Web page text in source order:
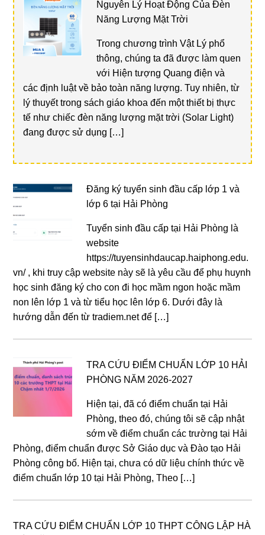
Nguyên Lý Hoạt Động Của Đèn
Năng Lượng Mặt Trời
Trong chương trình Vật Lý phổ
thông, chúng ta đã được làm quen
với Hiện tượng Quang điện và
các định luật về bảo toàn năng lượng. Tuy nhiên, từ
lý thuyết trong sách giáo khoa đến một thiết bị thực
tế như chiếc đèn năng lượng mặt trời (Solar Light)
đang được sử dụng […]
Đăng ký tuyển sinh đầu cấp lớp 1 và
lớp 6 tại Hải Phòng
Tuyển sinh đầu cấp tại Hải Phòng là
website
https://tuyensinhdaucap.haiphong.edu.
vn/ , khi truy cập website này sẽ là yêu cầu để phụ huynh
học sinh đăng ký cho con đi học mầm ngon hoặc mầm
non lên lớp 1 và từ tiểu học lên lớp 6. Dưới đây là
hướng dẫn đến từ tradiem.net để […]
TRA CỨU ĐIỂM CHUẨN LỚP 10 HẢI
PHÒNG NĂM 2026-2027
Hiện tại, đã có điểm chuẩn tại Hải
Phòng, theo đó, chúng tôi sẽ cập nhật
sớm về điểm chuẩn các trường tại Hải
Phòng, điểm chuẩn được Sở Giáo dục và Đào tạo Hải
Phòng công bố. Hiện tại, chưa có dữ liệu chính thức về
điểm chuẩn lớp 10 tại Hải Phòng, Theo […]
TRA CỨU ĐIỂM CHUẨN LỚP 10 THPT CÔNG LẬP HÀ